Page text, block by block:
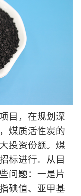
目，在规划深
煤质活性炭的
投资份额。煤
标进行。从目
问题：一是片
碘值、亚甲基